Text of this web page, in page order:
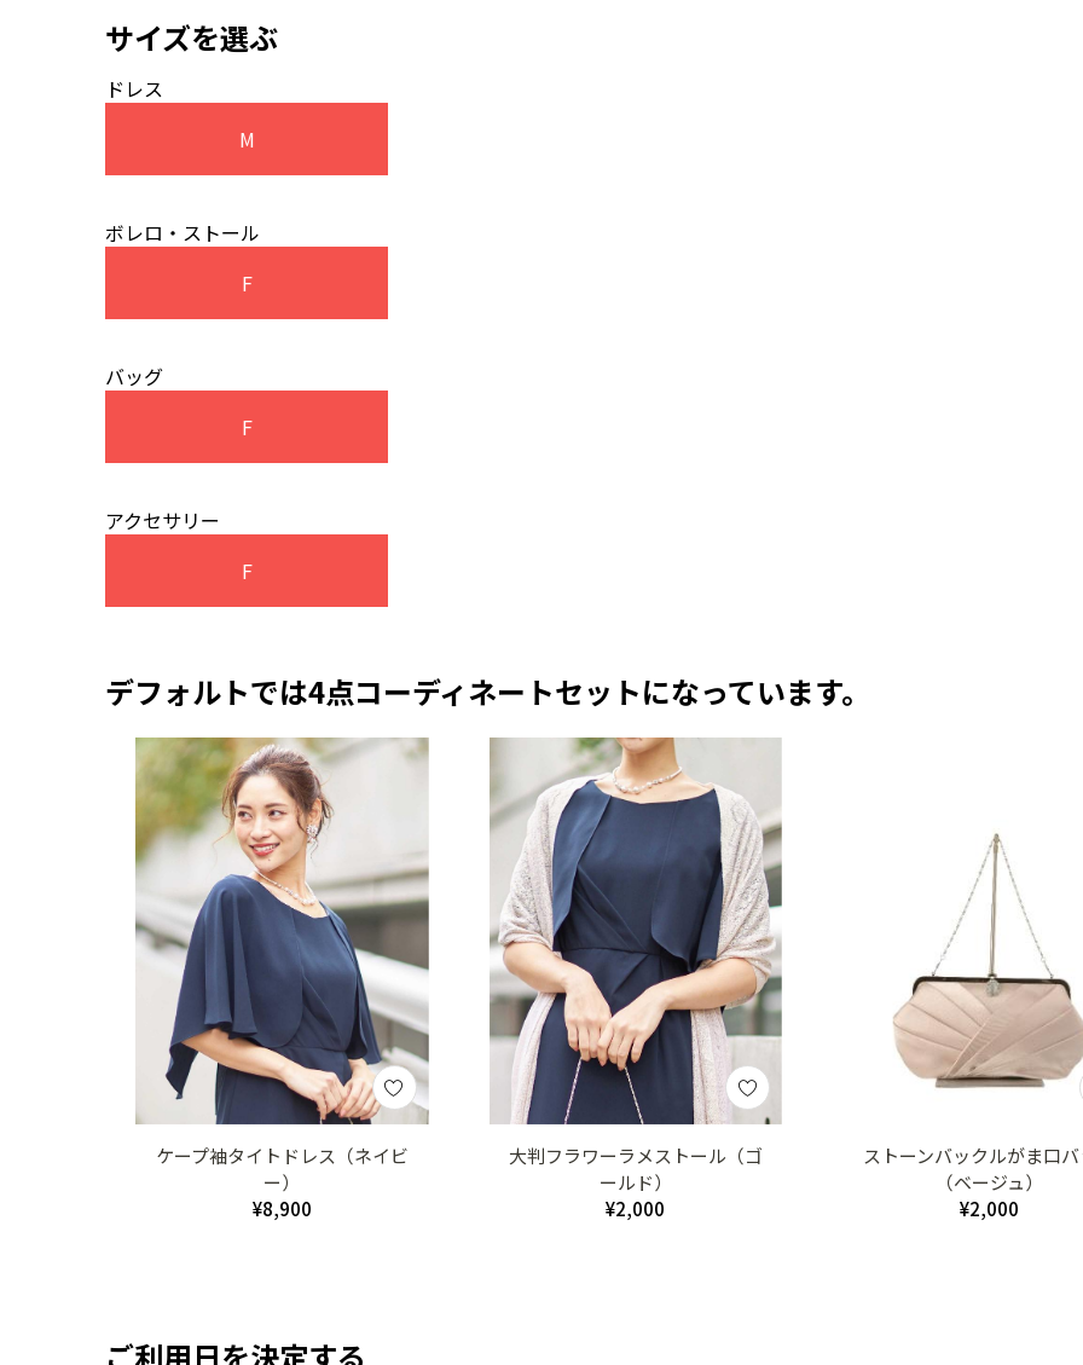
サイズを選ぶ
ドレス
M
ボレロ・ストール
F
バッグ
F
アクセサリー
F
デフォルトでは4点コーディネートセットになっています。
ケープ袖タイトドレス（ネイビ
ー）
¥8,900
大判フラワーラメストール（ゴ
ールド）
¥2,000
ストーンバックルがま口
（ベージュ）
¥2,000
ご利用日を決定する